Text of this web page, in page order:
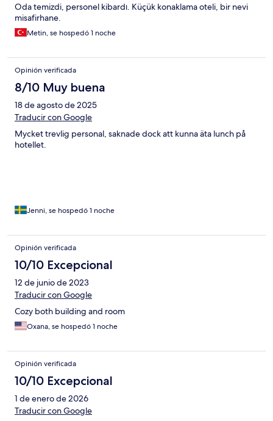
Oda temizdi, personel kibardı. Küçük konaklama oteli, bir nevi
misafirhane.
Metin, se hospedó 1 noche
Opinión verificada
8/10 Muy buena
18 de agosto de 2025
Traducir con Google
Mycket trevlig personal, saknade dock att kunna äta lunch på
hotellet.
Jenni, se hospedó 1 noche
Opinión verificada
10/10 Excepcional
12 de junio de 2023
Traducir con Google
Cozy both building and room
Oxana, se hospedó 1 noche
Opinión verificada
10/10 Excepcional
1 de enero de 2026
Traducir con Google